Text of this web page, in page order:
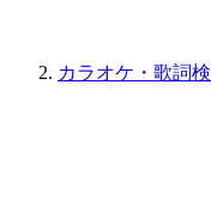
カラオケ・歌詞